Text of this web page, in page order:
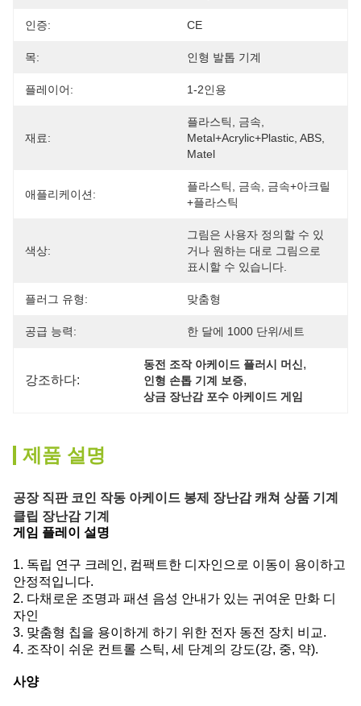
인증: CE
목: 인형 발톱 기계
플레이어: 1-2인용
재료:
플라스틱, 금속,
Metal+acrylic+plastic, ABS,
Matel
애플리케이션:
플라스틱, 금속, 금속+아크릴
+플라스틱
색상:
그림은 사용자 정의할 수 있
거나 원하는 대로 그림으로
표시할 수 있습니다.
플러그 유형: 맞춤형
공급 능력: 한 달에 1000 단위/세트
강조하다:
동전 조작 아케이드 플러시 머신 ,
인형 손톱 기계 보증,
상금 장난감 포수 아케이드 게임
제품 설명
공장 직판 코인 작동 아케이드 봉제 장난감 캐쳐 상품 기계
클립 장난감 기계
게임 플레이 설명
1. 독립 연구 크레인, 컴팩트한 디자인으로 이동이 용이하고
안정적입니다.
2. 다채로운 조명과 패션 음성 안내가 있는 귀여운 만화 디
자인
3. 맞춤형 칩을 용이하게 하기 위한 전자 동전 장치 비교.
4. 조작이 쉬운 컨트롤 스틱, 세 단계의 강도(강, 중, 약).
사양